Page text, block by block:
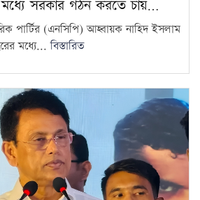
জুলাইকে ভুলিয়ে দেওয়ার সংগ্রাম
শুরু হয়েছে: জামায়াত আমির
৫ আগস্ট ঘিরে দেশজুড়ে কঠোর
নিরাপত্তা ব্যবস্থা
সরকার গঠন করতে চায়…
পার্টির (এনসিপি) আহ্বায়ক নাহিদ ইসলাম
মধ্যে...বিস্তারিত